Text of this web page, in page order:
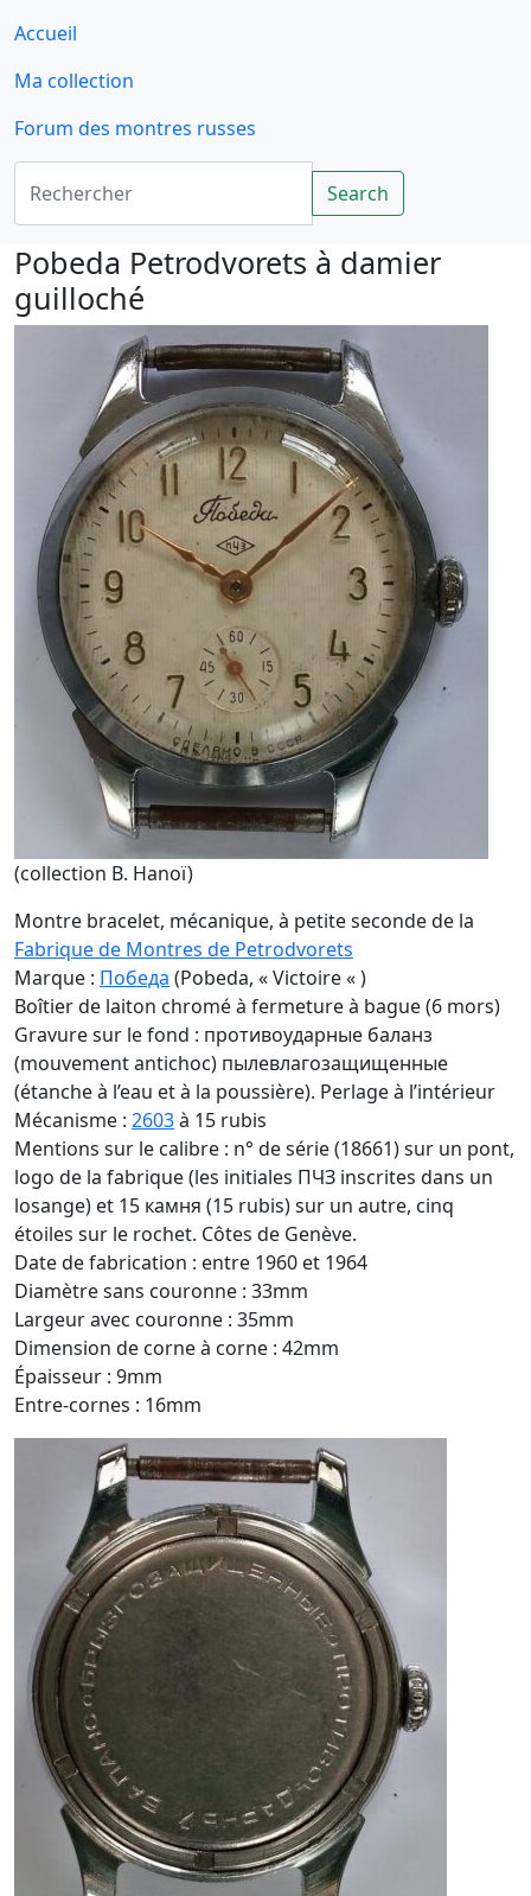
Accueil
Ma collection
Forum des montres russes
Rechercher
Search
Pobeda Petrodvorets à damier
guilloché
(collection B. Hanoï)
Montre bracelet, mécanique, à petite seconde de la
Fabrique de Montres de Petrodvorets
Marque : Победа (Pobeda, « Victoire « )
Boîtier de laiton chromé à fermeture à bague (6 mors)
Gravure sur le fond : противоударные бaлaнз
(mouvement antichoc) пылевлагозащищенные
(étanche à l’eau et à la poussière). Perlage à l’intérieur
Mécanisme : 2603à 15 rubis
Mentions sur le calibre : n° de série (18661) sur un pont,
logo de la fabrique (les initiales ПЧЗ inscrites dans un
losange) et 15 камня (15 rubis) sur un autre, cinq
étoiles sur le rochet. Côtes de Genève.
Date de fabrication : entre 1960 et 1964
Diamètre sans couronne : 33mm
Largeur avec couronne : 35mm
Dimension de corne à corne : 42mm
Épaisseur : 9mm
Entre-cornes : 16mm